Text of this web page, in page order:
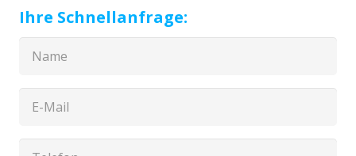
Ihre Schnellanfrage: